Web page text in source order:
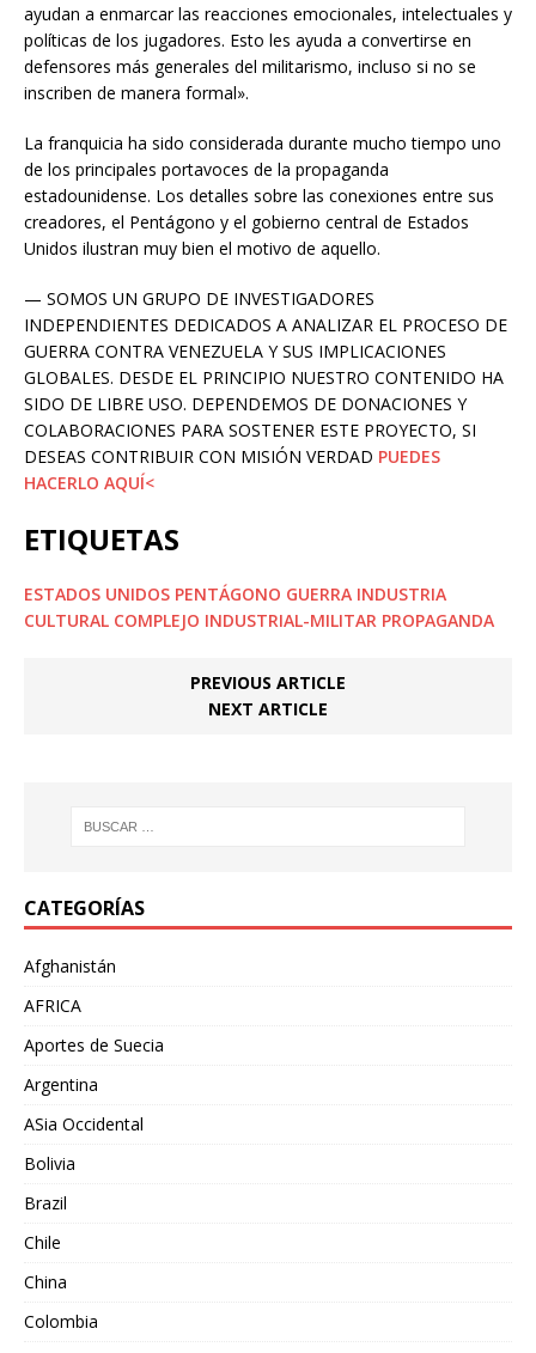
ayudan a enmarcar las reacciones emocionales, intelectuales y
políticas de los jugadores. Esto les ayuda a convertirse en
defensores más generales del militarismo, incluso si no se
inscriben de manera formal».
La franquicia ha sido considerada durante mucho tiempo uno
de los principales portavoces de la propaganda
estadounidense. Los detalles sobre las conexiones entre sus
creadores, el Pentágono y el gobierno central de Estados
Unidos ilustran muy bien el motivo de aquello.
— SOMOS UN GRUPO DE INVESTIGADORES
INDEPENDIENTES DEDICADOS A ANALIZAR EL PROCESO DE
GUERRA CONTRA VENEZUELA Y SUS IMPLICACIONES
GLOBALES. DESDE EL PRINCIPIO NUESTRO CONTENIDO HA
SIDO DE LIBRE USO. DEPENDEMOS DE DONACIONES Y
COLABORACIONES PARA SOSTENER ESTE PROYECTO, SI
DESEAS CONTRIBUIR CON MISIÓN VERDAD PUEDES
HACERLO AQUÍ<
ETIQUETAS
ESTADOS UNIDOS PENTÁGONO GUERRA INDUSTRIA
CULTURAL COMPLEJO INDUSTRIAL-MILITAR PROPAGANDA
PREVIOUS ARTICLE
NEXT ARTICLE
CATEGORÍAS
Afghanistán
AFRICA
Aportes de Suecia
Argentina
ASia Occidental
Bolivia
Brazil
Chile
China
Colombia